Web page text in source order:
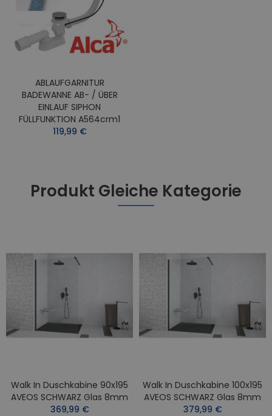
ABLAUFGARNITUR
BADEWANNE AB- / ÜBER
EINLAUF SIPHON
FÜLLFUNKTION A564crm1
119,99 €
Produkt Gleiche Kategorie
Walk In Duschkabine 90x195
AVEOS SCHWARZ Glas 8mm
369,99 €
Walk In Duschkabine 100x195
AVEOS SCHWARZ Glas 8mm
379,99 €